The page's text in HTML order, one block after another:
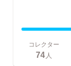
コレクター
74 人